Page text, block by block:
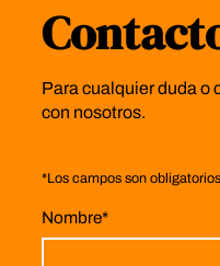
Para cualquier duda o
con nosotros.
*Los campos son obligatorios
Nombre*